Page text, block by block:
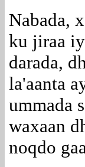
Nabada,
ku jiraa
darada,
la'aanta
ummada
waxaan
noqdo